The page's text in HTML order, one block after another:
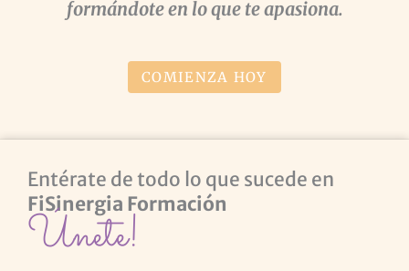
formándote en lo que te apasiona.
COMIENZA HOY
Entérate de todo lo que sucede en
FiSinergia Formación
Únete!